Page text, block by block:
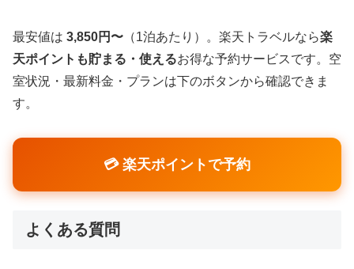
最安値は 3,850円〜 （1泊あたり）。楽天トラベルなら楽
天ポイントも貯まる・使えるお得な予約サービスです。空
室状況・最新料金・プランは下のボタンから確認できま
す。
💳 楽天ポイントで予約
よくある質問